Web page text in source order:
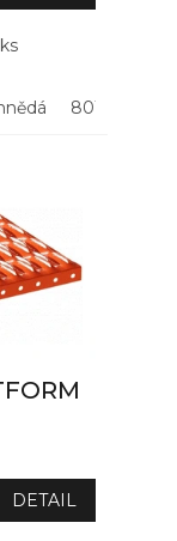
8015 -
DETAIL